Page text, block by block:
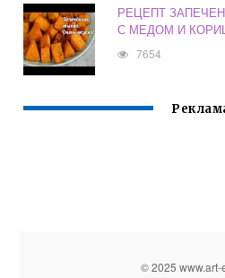
РЕЦЕПТ
С МЕДОМ И
7654
© 2025 www.art-